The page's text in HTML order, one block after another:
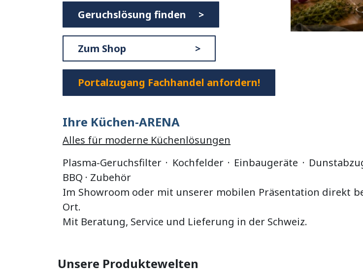
Geruchslösung finden >
Zum Shop >
Portalzugang Fachhandel anfordern!
Ihre Küchen-ARENA
Alles für moderne Küchenlösungen
Plasma-Geruchsfilter · Kochfelder · Einbaugeräte ·
BBQ · Zubehör
Im Showroom oder mit unserer mobilen Präsentation direkt
Ort.
Mit Beratung, Service und Lieferung in der Schweiz.
Unsere Produktewelten